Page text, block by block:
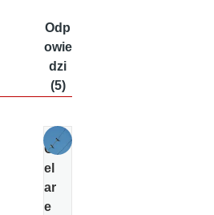
Odp
owie
dzi
(5)
C
el
ar
e